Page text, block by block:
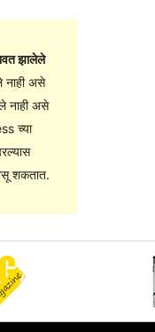
झालेले
असे
नाही असे
च्या
शकतात.